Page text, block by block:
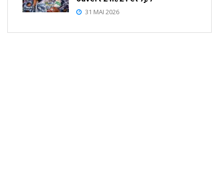
31 MAI 2026